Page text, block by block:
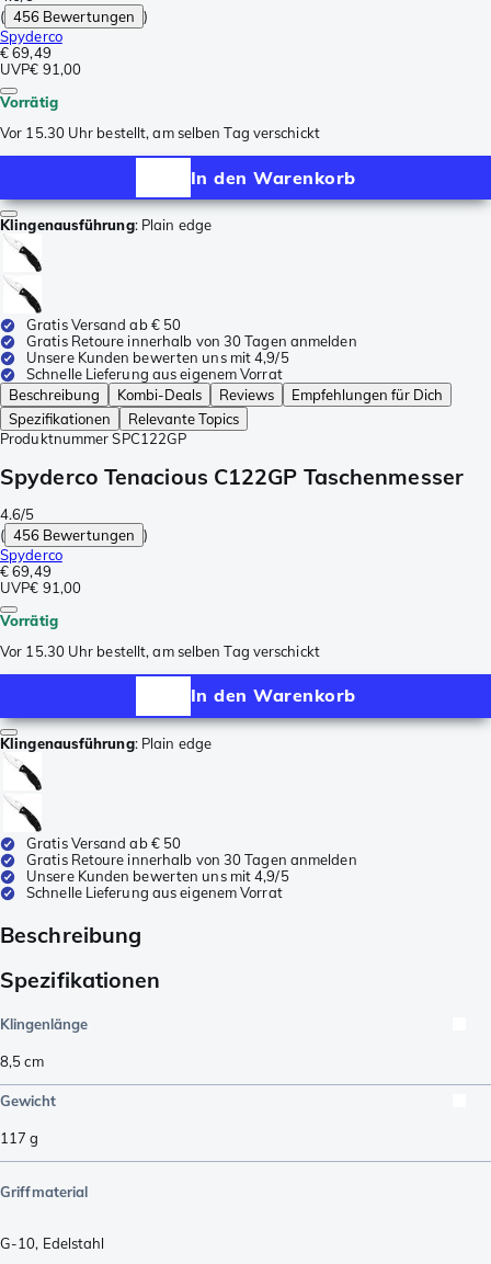
( 456 Bewertungen )
Spyderco
€ 69,49
UVP€ 91,00
Vorrätig
Vor 15.30 Uhr bestellt, am selben Tag verschickt
In den Warenkorb
Klingenausführung: Plain edge
Gratis Versand ab € 50
Gratis Retoure innerhalb von 30 Tagen anmelden
Unsere Kunden bewerten uns mit 4,9/5
Schnelle Lieferung aus eigenem Vorrat
Beschreibung
Kombi-Deals Reviews
Empfehlungen für Dich
Spezifikationen
Relevante Topics
Produktnummer SPC122GP
Spyderco Tenacious C122GP Taschenmesser
4.6/5
( 456 Bewertungen )
Spyderco
€ 69,49
UVP€ 91,00
Vorrätig
Vor 15.30 Uhr bestellt, am selben Tag verschickt
In den Warenkorb
Klingenausführung: Plain edge
Gratis Versand ab € 50
Gratis Retoure innerhalb von 30 Tagen anmelden
Unsere Kunden bewerten uns mit 4,9/5
Schnelle Lieferung aus eigenem Vorrat
Beschreibung
Spezifikationen
Klingenlänge
8,5cm
Gewicht
117 g
Griffmaterial
G-10, Edelstahl